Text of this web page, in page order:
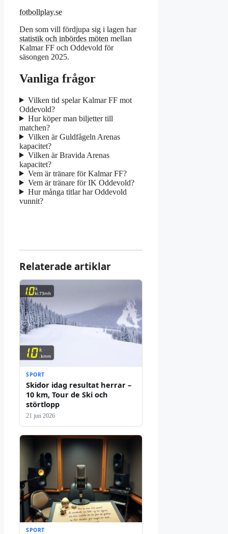
fotbollplay.se
Den som vill fördjupa sig i lagen har
statistik och inbördes möten mellan
Kalmar FF och Oddevold för
säsongen 2025.
Vanliga frågor
Vilken tid spelar Kalmar FF mot
Oddevold?
Hur köper man biljetter till
matchen?
Vilken är Guldfågeln Arenas
kapacitet?
Vilken är Bravida Arenas
kapacitet?
Vem är tränare för Kalmar FF?
Vem är tränare för IK Oddevold?
Hur många titlar har Oddevold
vunnit?
Relaterade artiklar
SPORT
Skidor idag resultat herrar –
10 km, Tour de Ski och
störtlopp
21 jun 2026
SPORT